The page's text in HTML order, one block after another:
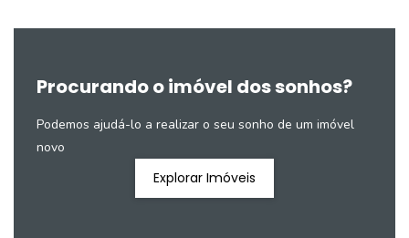
Procurando o imóvel dos sonhos?
Podemos ajudá-lo a realizar o seu sonho de um imóvel
novo
Explorar Imóveis